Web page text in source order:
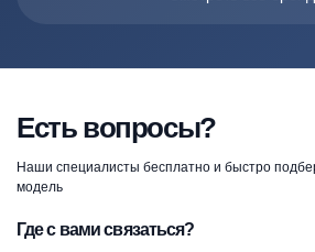
Есть вопросы?
Наши специалисты бесплатно и быстро
модель
Где с вами связаться?